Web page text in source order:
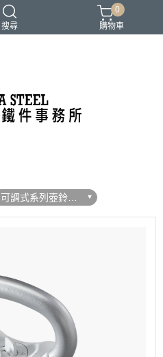
搜尋
地雷管／練背下拉配件
0
購物車
可調式系列壺鈴．
啞鈴．配件